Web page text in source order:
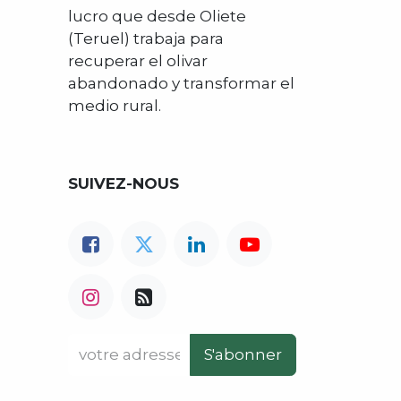
lucro que desde Oliete
(Teruel) trabaja para
recuperar el olivar
abandonado y transformar el
medio rural.
SUIVEZ-NOUS
S'abonner